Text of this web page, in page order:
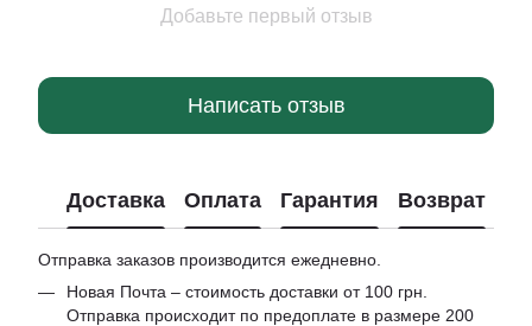
Добавьте первый отзыв
Написать отзыв
Доставка Оплата Гарантия Возврат
Отправка заказов производится ежедневно.
Новая Почта – стоимость доставки от 100 грн.
Отправка происходит по предоплате в размере 200